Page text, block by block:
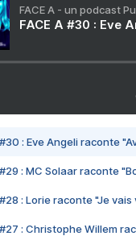
FACE A - un podcast
FACE A #30 : Eve
#30 : Eve Angeli raconte
#29 : MC Solaar raconte
#28 : Lorie raconte "Je vais
#27 : Christophe Willem